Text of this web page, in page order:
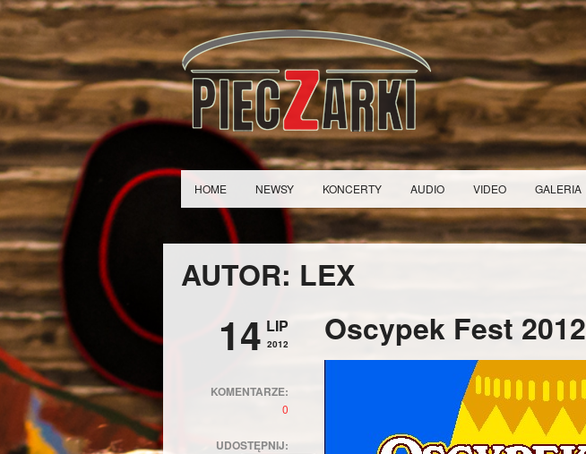
HOME NEWSY KONCERTY AUDIO VIDEO GALERIA
AUTOR: LEX
14 LIP
2012
KOMENTARZE:
0
UDOSTĘPNIJ:
Oscypek Fest 2012